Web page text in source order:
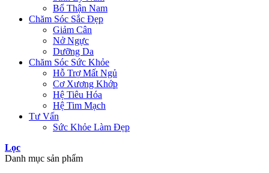
Bổ Thận Nam
Chăm Sóc Sắc Đẹp
Giảm Cân
Nở Ngực
Dưỡng Da
Chăm Sóc Sức Khỏe
Hỗ Trợ Mất Ngủ
Cơ Xương Khớp
Hệ Tiêu Hóa
Hệ Tim Mạch
Tư Vấn
Sức Khỏe Làm Đẹp
Lọc
Danh mục sản phẩm